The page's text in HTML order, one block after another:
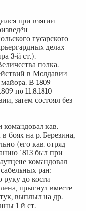
при взятии
гусарского
делах
3-й ст.).
полка.
в Молдавии
В 1809
по 11.8.1810
затем состоял без
командовал кав.
боях на р. Березина,
(его кав. отряд
1813 был при
командовал
ран:
руку до кости
прыгнул вместе
выплыл на др.
1-й ст.